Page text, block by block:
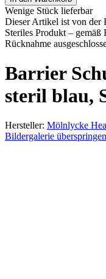
Wenige Stück lieferbar
Dieser Artikel ist von der
Steriles Produkt –
Rücknahme
Barrier
steril blau,
Hersteller: Mölnlycke
Bildergalerie überspringen